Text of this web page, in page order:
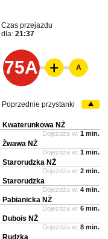
Czas przejazdu
dla: 21:37
75A A
Poprzednie przystanki
Kwaterunkowa NŻ
Dojeżdża w: 1 min.
Żwawa NŻ
Dojeżdża w: 1 min.
Starorudzka NŻ
Dojeżdża w: 2 min.
Starorudzka
Dojeżdża w: 4 min.
Pabianicka NŻ
Dojeżdża w: 6 min.
Dubois NŻ
Dojeżdża w: 8 min.
Rudzka